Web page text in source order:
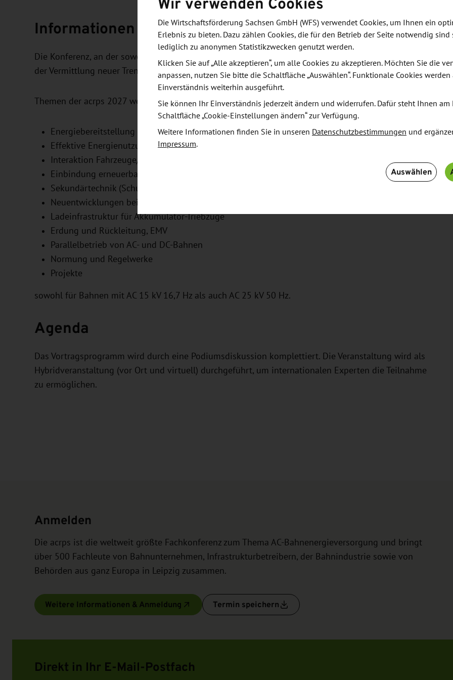
Informationen und Zielsetzung
Die Konferenz, an der sowohl Entscheider als auch technische Experten teilnehmen, dient einerseits
der Vermittlung neuer Trends und andererseits dem Gedankenaustausch untereinander.
Themen der acrps 2027 werden sein:
Energiebereitstellung und -umwandlung
Effektive Energienutzung
Interaktion Fahrzeuge/Infrastrukur
Einbindung erneuerbarer Energiequellen
Sekundärtechnik (Schutz, Leittechnik)
Neuentwicklungen bei Oberleitungen
Ladeinfrastruktur für Akkumulator-Triebzüge
Erdung und Rückleitung, EMV
Parallelbetrieb von AC- und DC-Bahnen
Normung und Regelwerke
Projekte
sowohl für Bahnen mit AC 15 kV 16,7 Hz als auch AC 25 kV 50 Hz.
Agenda
Das Vortragsprogramm wird durch eine Podiumsdiskussion komplettiert. Die Veranstaltung wird als
Hybridveranstaltung (vor Ort und virtuell) durchgeführt, um internationalen Experten die Teilnahme
zu ermöglichen.
Anmelden
Die acrps ist die weltweit größte Fachkonferenz zum Thema AC-Bahnenergieversorgung und bringt
über 500 Fachleute von Bahnunternehmen, Infrastrukturbetreibern, der Bahnindustrie sowie von
Behörden aus ganz Europa in Leipzig zusammen.
Weitere Informationen & Anmeldung Termin speichern
Direkt in Ihr E-Mail-Postfach
Die Wirtschaftsförderung Sachsen GmbH (WFS) verwendet Cookies, um Ihnen ein
Erlebnis zu bieten. Dazu zählen Cookies, die für den Betrieb der Seite notwendig
lediglich zu anonymen Statistikzwecken genutzt werden.
Klicken Sie auf „Alle akzeptieren“, um alle Cookies zu akzeptieren. Möchten Sie die
anpassen, nutzen Sie bitte die Schaltfläche „Auswählen“. Funktionale Cookies
Einverständnis weiterhin ausgeführt.
Sie können Ihr Einverständnis jederzeit ändern und widerrufen. Dafür steht Ihnen am
Schaltfläche „Cookie-Einstellungen ändern“ zur Verfügung.
Weitere Informationen finden Sie in unseren Datenschutzbestimmungen und
Impressum.
Auswählen